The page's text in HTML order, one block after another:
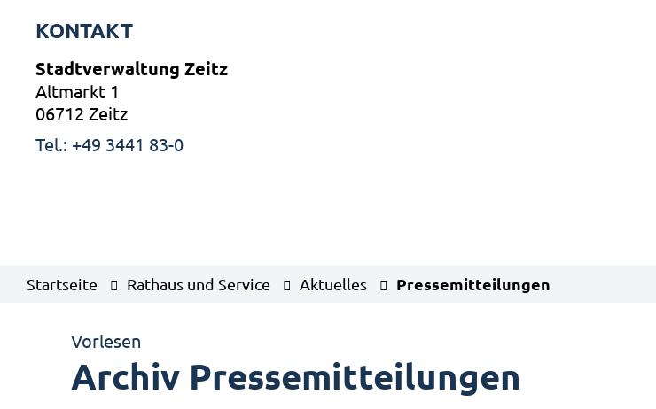
KONTAKT
Stadtverwaltung Zeitz
Altmarkt 1
06712 Zeitz
Tel.: +49 3441 83-0
Startseite Rathaus und Service Aktuelles Pressemitteilungen
Vorlesen
Archiv Pressemitteilungen